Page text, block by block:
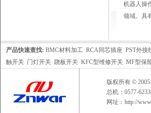
机器人操
领域。具
产品快速查找: BMC材料加工 RCA同芯插座 PST外接
触开关 门灯开关 跷板开关 KFC型维修开关 MF型保
版权所有 ©
总机：0577-
网址： http://